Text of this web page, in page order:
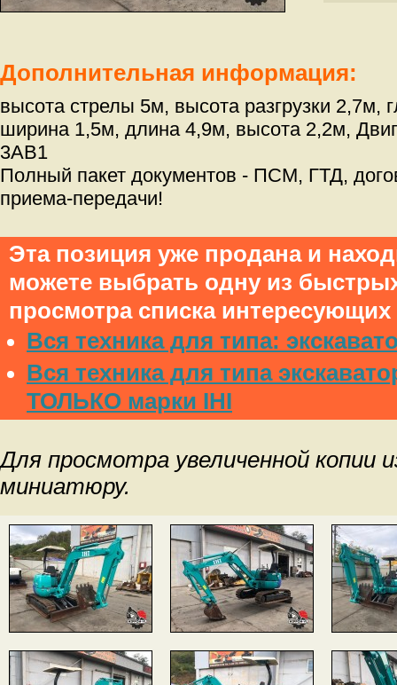
Дополнительная информация:
высота стрелы 5м, высота разгрузки 2,7м,
ширина 1,5м, длина 4,9м, высота 2,2м,
3AB1
Полный пакет документов - ПСМ, ГТД,
приема-передачи!
Эта позиция уже продана и
можете выбрать одну из
просмотра списка
Вся техника для типа:
Вся техника для типа
ТОЛЬКО марки IHI
Для просмотра увеличенной копии
миниатюру.